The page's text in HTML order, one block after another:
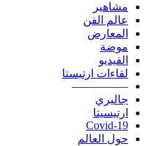
مشاهير
عالم الفن
المعارض
موضة
الفيديو
لقاءات ارتيستا
—————
جاليري
ارتيسيتا
Covid-19
حول العالم